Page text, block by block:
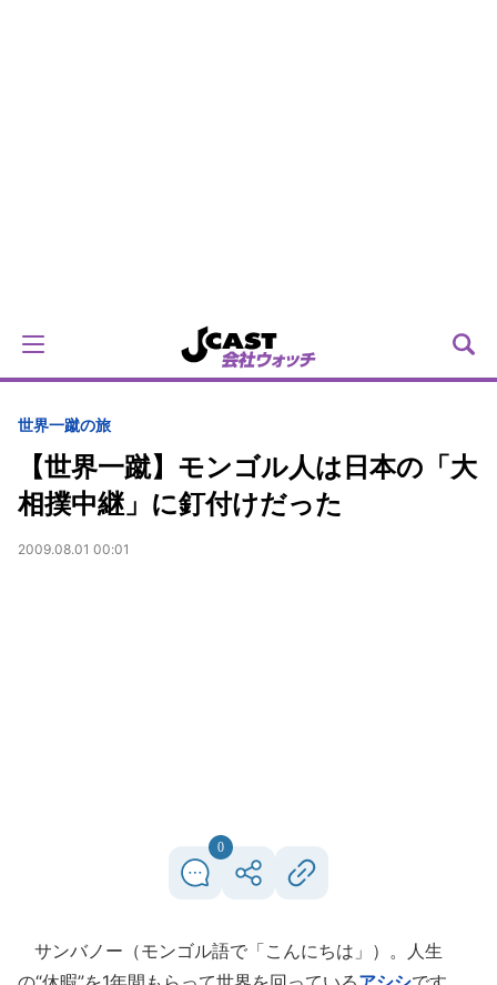
世界一蹴の旅
【世界一蹴】モンゴル人は日本の「大
相撲中継」に釘付けだった
2009.08.01 00:01
0
サンバノー（モンゴル語で「こんにちは」）。人生